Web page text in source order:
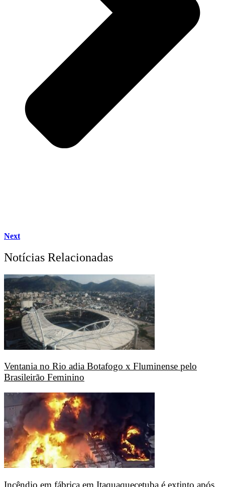
Next
Notícias Relacionadas
Ventania no Rio adia Botafogo x Fluminense pelo
Brasileirão Feminino
Incêndio em fábrica em Itaquaquecetuba é extinto após